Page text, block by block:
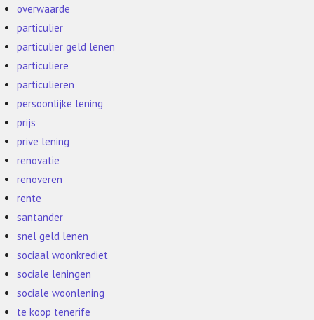
overwaarde
particulier
particulier geld lenen
particuliere
particulieren
persoonlijke lening
prijs
prive lening
renovatie
renoveren
rente
santander
snel geld lenen
sociaal woonkrediet
sociale leningen
sociale woonlening
te koop tenerife